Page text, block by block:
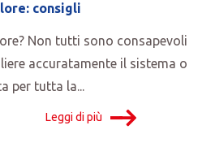
consigli
Non tutti sono consapevoli
accuratamente il sistema o
per tutta la...
Leggi di più